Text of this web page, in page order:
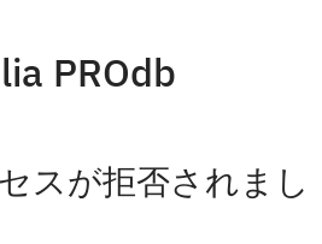
PROdb
スが拒否されまし